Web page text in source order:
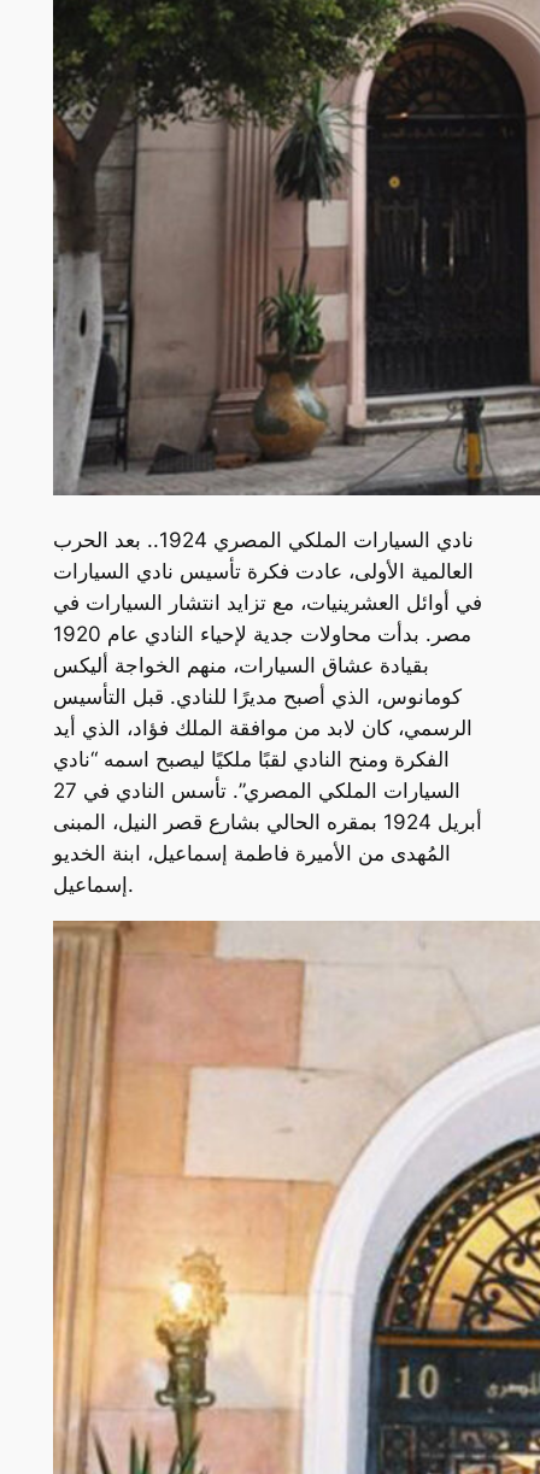
نادي السيارات الملكي المصري 1924.. بعد الحرب
العالمية الأولى، عادت فكرة تأسيس نادي السيارات
في أوائل العشرينيات، مع تزايد انتشار السيارات في
مصر. بدأت محاولات جدية لإحياء النادي عام 1920
بقيادة عشاق السيارات، منهم الخواجة أليكس
كومانوس، الذي أصبح مديرًا للنادي. قبل التأسيس
الرسمي، كان لابد من موافقة الملك فؤاد، الذي أيد
الفكرة ومنح النادي لقبًا ملكيًا ليصبح اسمه “نادي
السيارات الملكي المصري”. تأسس النادي في 27
أبريل 1924 بمقره الحالي بشارع قصر النيل، المبنى
المُهدى من الأميرة فاطمة إسماعيل، ابنة الخديو
إسماعيل.